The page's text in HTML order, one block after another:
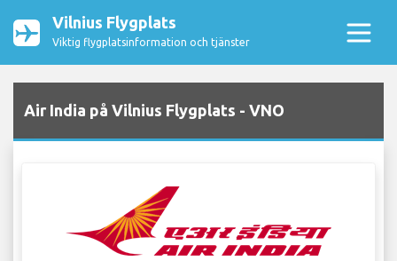
Vilnius Flygplats
Viktig flygplatsinformation och tjänster
Air India på Vilnius Flygplats - VNO